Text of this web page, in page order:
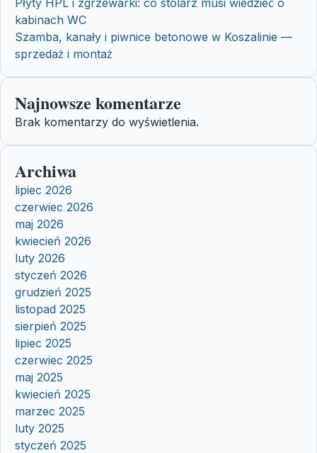
kabinach WC
Szamba, kanały i piwnice betonowe w Koszalinie —
sprzedaż i montaż
Najnowsze komentarze
Brak komentarzy do wyświetlenia.
Archiwa
lipiec 2026
czerwiec 2026
maj 2026
kwiecień 2026
luty 2026
styczeń 2026
grudzień 2025
listopad 2025
sierpień 2025
lipiec 2025
czerwiec 2025
maj 2025
kwiecień 2025
marzec 2025
luty 2025
styczeń 2025